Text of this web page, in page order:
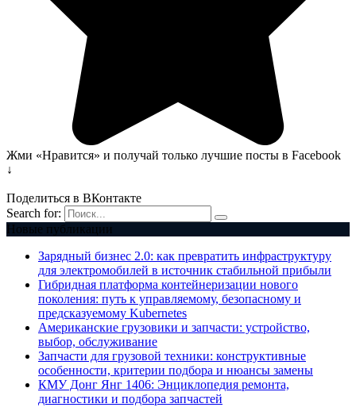
Жми «Нравится» и получай только лучшие посты в Facebook
↓
Поделиться в ВКонтакте
Search for:
Новые публикации
Зарядный бизнес 2.0: как превратить инфраструктуру
для электромобилей в источник стабильной прибыли
Гибридная платформа контейнеризации нового
поколения: путь к управляемому, безопасному и
предсказуемому Kubernetes
Американские грузовики и запчасти: устройство,
выбор, обслуживание
Запчасти для грузовой техники: конструктивные
особенности, критерии подбора и нюансы замены
КМУ Донг Янг 1406: Энциклопедия ремонта,
диагностики и подбора запчастей